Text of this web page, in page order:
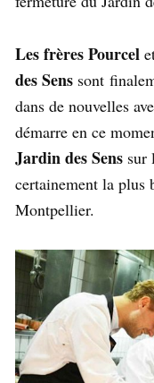
Les frères Pourcel
des Sens sont
dans de nouvelles
démarre en ce
Jardin des Sens sur
certainement la plus
Montpellier.